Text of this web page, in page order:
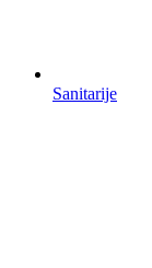
Sanitarije